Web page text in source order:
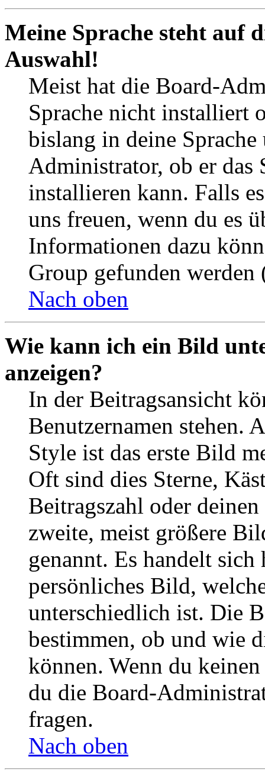
Meine Sprache steht auf
Auswahl!
Meist hat die Board-
Sprache nicht installiert
bislang in deine
Administrator, ob er das
installieren kann. Falls
uns freuen, wenn du es
Informationen dazu
Group gefunden
Nach oben
Wie kann ich ein Bild
anzeigen?
In der Beitragsansicht
Benutzernamen stehen.
Style ist das erste Bild
Oft sind dies Sterne,
Beitragszahl oder
zweite, meist größere
genannt. Es handelt
persönliches Bild,
unterschiedlich ist. Die
bestimmen, ob und wie
können. Wenn du
du die Board-
fragen.
Nach oben